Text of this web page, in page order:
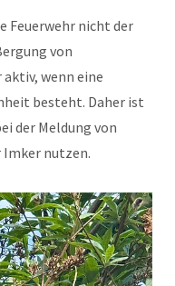
Feuerwehr nicht der
von
wenn eine
besteht. Daher ist
der Meldung von
Imker nutzen.